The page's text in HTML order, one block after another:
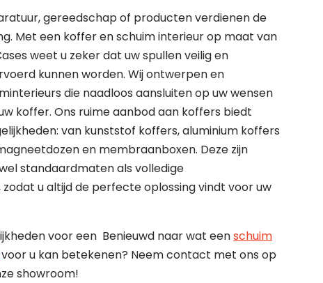
gereedschap of producten verdienen de
Met een koffer en schuim interieur op maat van
weet u zeker dat uw spullen veilig en
kunnen worden. Wij ontwerpen en
die naadloos aansluiten op uw wensen
koffer. Ons ruime aanbod aan koffers biedt
van kunststof koffers, aluminium koffers
en membraanboxen. Deze zijn
standaardmaten als volledige
u altijd de perfecte oplossing vindt voor uw
voor een Benieuwd naar wat eenschuim
voor u kan betekenen? Neem contact met ons op
showroom!